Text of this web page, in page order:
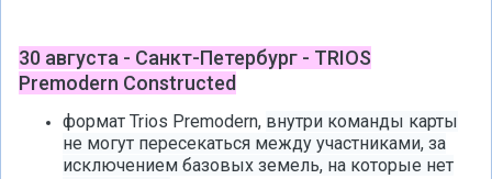
30 августа - Санкт-Петербург - TRIOS
Premodern Constructed
формат Trios Premodern, внутри команды карты
не могут пересекаться между участниками, за
исключением базовых земель, на которые нет